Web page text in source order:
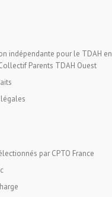
indépendante pour le TDAH en
Parents TDAH Ouest
par CPTO France